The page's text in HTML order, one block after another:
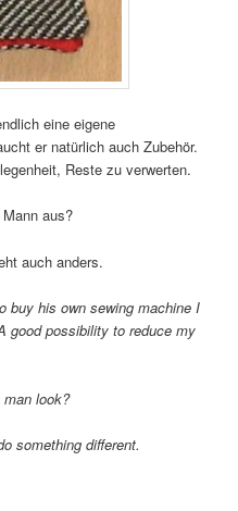
eine eigene
er natürlich auch Zubehör.
Reste zu verwerten.
aus?
auch anders.
buy his own sewing machine I
good possibility to reduce my
look?
something different.